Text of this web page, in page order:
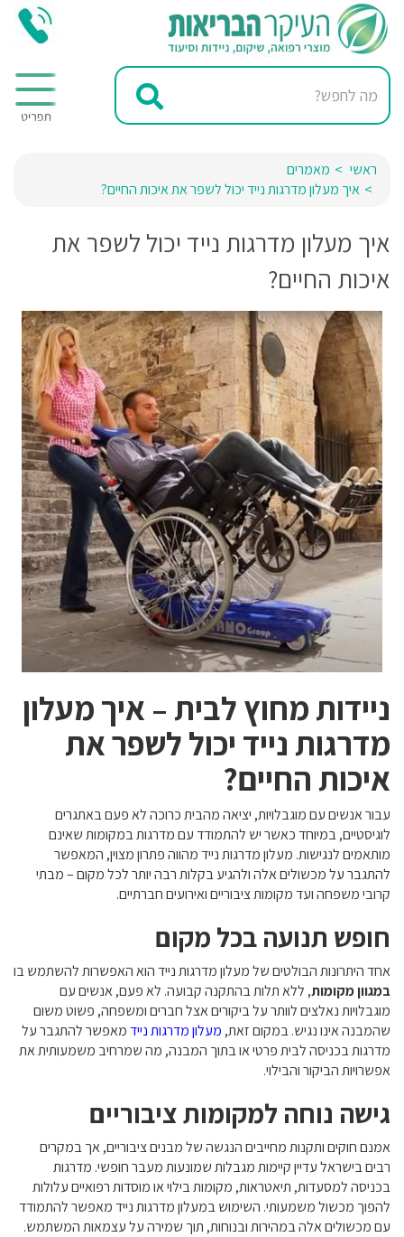
ראשי
מאמרים
איך מעלון מדרגות נייד יכול לשפר את איכות החיים?
איך מעלון מדרגות נייד יכול לשפר את
איכות החיים?
ניידות מחוץ לבית – איך מעלון
מדרגות נייד יכול לשפר את
איכות החיים?
עבור אנשים עם מוגבלויות, יציאה מהבית כרוכה לא פעם באתגרים
לוגיסטיים, במיוחד כאשר יש להתמודד עם מדרגות במקומות שאינם
מותאמים לנגישות. מעלון מדרגות נייד מהווה פתרון מצוין, המאפשר
להתגבר על מכשולים אלה ולהגיע בקלות רבה יותר לכל מקום – מבתי
קרובי משפחה ועד מקומות ציבוריים ואירועים חברתיים.
חופש תנועה בכל מקום
אחד היתרונות הבולטים של מעלון מדרגות נייד הוא האפשרות להשתמש בו
במגוון מקומות, ללא תלות בהתקנה קבועה. לא פעם, אנשים עם
מוגבלויות נאלצים לוותר על ביקורים אצל חברים ומשפחה, פשוט משום
שהמבנה אינו נגיש. במקום זאת, מעלון מדרגות ניידמאפשר להתגבר על
מדרגות בכניסה לבית פרטי או בתוך המבנה, מה שמרחיב משמעותית את
אפשרויות הביקור והבילוי.
גישה נוחה למקומות ציבוריים
אמנם חוקים ותקנות מחייבים הנגשה של מבנים ציבוריים, אך במקרים
רבים בישראל עדיין קיימות מגבלות שמונעות מעבר חופשי. מדרגות
בכניסה למסעדות, תיאטראות, מקומות בילוי או מוסדות רפואיים עלולות
להפוך מכשול משמעותי. השימוש במעלון מדרגות נייד מאפשר להתמודד
עם מכשולים אלה במהירות ובנוחות, תוך שמירה על עצמאות המשתמש.